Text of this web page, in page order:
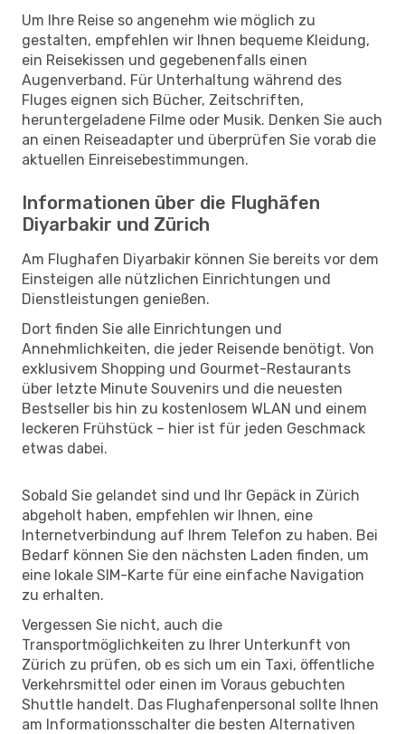
Um Ihre Reise so angenehm wie möglich zu
gestalten, empfehlen wir Ihnen bequeme Kleidung,
ein Reisekissen und gegebenenfalls einen
Augenverband. Für Unterhaltung während des
Fluges eignen sich Bücher, Zeitschriften,
heruntergeladene Filme oder Musik. Denken Sie auch
an einen Reiseadapter und überprüfen Sie vorab die
aktuellen Einreisebestimmungen.
Informationen über die Flughäfen
Diyarbakir und Zürich
Am Flughafen Diyarbakir können Sie bereits vor dem
Einsteigen alle nützlichen Einrichtungen und
Dienstleistungen genießen.
Dort finden Sie alle Einrichtungen und
Annehmlichkeiten, die jeder Reisende benötigt. Von
exklusivem Shopping und Gourmet-Restaurants
über letzte Minute Souvenirs und die neuesten
Bestseller bis hin zu kostenlosem WLAN und einem
leckeren Frühstück – hier ist für jeden Geschmack
etwas dabei.
Sobald Sie gelandet sind und Ihr Gepäck in Zürich
abgeholt haben, empfehlen wir Ihnen, eine
Internetverbindung auf Ihrem Telefon zu haben. Bei
Bedarf können Sie den nächsten Laden finden, um
eine lokale SIM-Karte für eine einfache Navigation
zu erhalten.
Vergessen Sie nicht, auch die
Transportmöglichkeiten zu Ihrer Unterkunft von
Zürich zu prüfen, ob es sich um ein Taxi, öffentliche
Verkehrsmittel oder einen im Voraus gebuchten
Shuttle handelt. Das Flughafenpersonal sollte Ihnen
am Informationsschalter die besten Alternativen